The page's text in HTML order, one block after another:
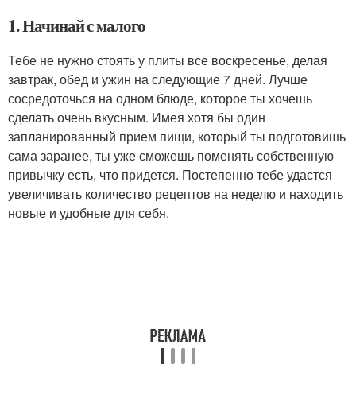
1. Начинай с малого
Тебе не нужно стоять у плиты все воскресенье, делая
завтрак, обед и ужин на следующие 7 дней. Лучше
сосредоточься на одном блюде, которое ты хочешь
сделать очень вкусным. Имея хотя бы один
запланированный прием пищи, который ты подготовишь
сама заранее, ты уже сможешь поменять собственную
привычку есть, что придется. Постепенно тебе удастся
увеличивать количество рецептов на неделю и находить
новые и удобные для себя.